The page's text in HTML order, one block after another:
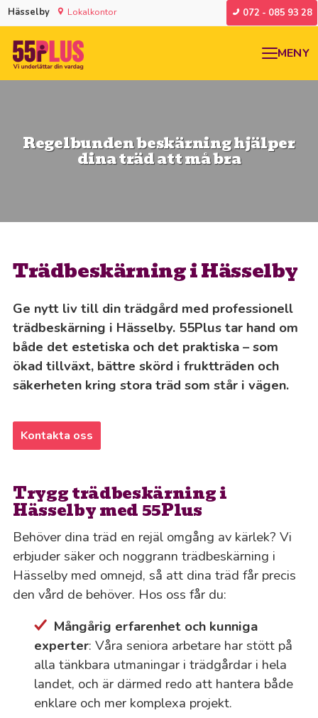
Hässelby Lokalkontor 072 - 085 93 28
MENY
Regelbunden beskärning hjälper
dina träd att må bra
Trädbeskärning i Hässelby
Ge nytt liv till din trädgård med professionell
trädbeskärning i Hässelby. 55Plus tar hand om
både det estetiska och det praktiska – som
ökad tillväxt, bättre skörd i fruktträden och
säkerheten kring stora träd som står i vägen.
Kontakta oss
Trygg trädbeskärning i
Hässelby med 55Plus
Behöver dina träd en rejäl omgång av kärlek? Vi
erbjuder säker och noggrann trädbeskärning i
Hässelby med omnejd, så att dina träd får precis
den vård de behöver. Hos oss får du:
Mångårig erfarenhet och kunniga
experter: Våra seniora arbetare har stött på
alla tänkbara utmaningar i trädgårdar i hela
landet, och är därmed redo att hantera både
enklare och mer komplexa projekt.